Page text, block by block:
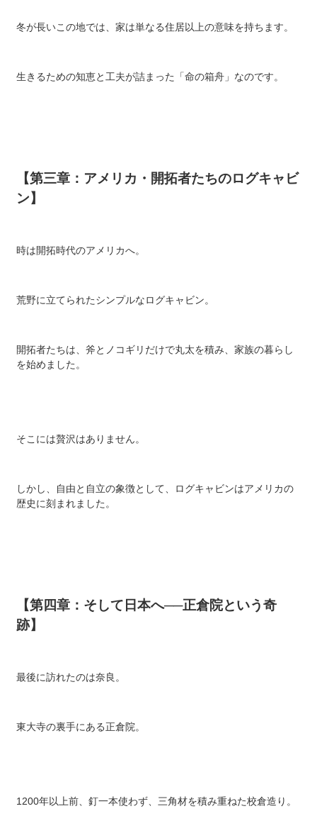
冬が長いこの地では、家は単なる住居以上の意味を持ちます。
生きるための知恵と工夫が詰まった「命の箱舟」なのです。
【第三章：アメリカ・開拓者たちのログキャビ
ン】
時は開拓時代のアメリカへ。
荒野に立てられたシンプルなログキャビン。
開拓者たちは、斧とノコギリだけで丸太を積み、家族の暮らし
を始めました。
そこには贅沢はありません。
しかし、自由と自立の象徴として、ログキャビンはアメリカの
歴史に刻まれました。
【第四章：そして日本へ──正倉院という奇
跡】
最後に訪れたのは奈良。
東大寺の裏手にある正倉院。
1200年以上前、釘一本使わず、三角材を積み重ねた校倉造り。